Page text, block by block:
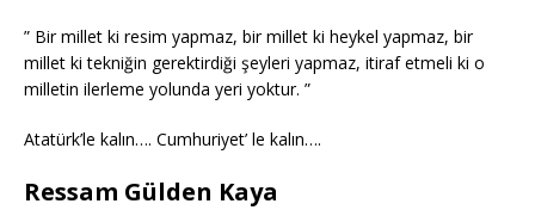
” Bir millet ki resim yapmaz, bir millet ki heykel yapmaz, bir
millet ki tekniğin gerektirdiği şeyleri yapmaz, itiraf etmeli ki o
milletin ilerleme yolunda yeri yoktur. ”
Atatürk’le kalın…. Cumhuriyet’ le kalın….
Ressam Gülden Kaya